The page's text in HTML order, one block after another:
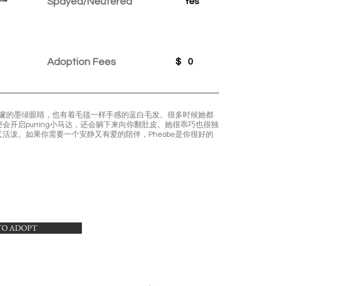
Adoption Fees $ 0
的墨绿眼睛，也有着毛毯一样手感的蓝白毛发。很多时候她都
开启purring小马达，还会躺下来向你翻肚皮。她很乖巧也很独
泼。如果你需要一个安静又有爱的陪伴，Pheobe是你很好的
ADOPT